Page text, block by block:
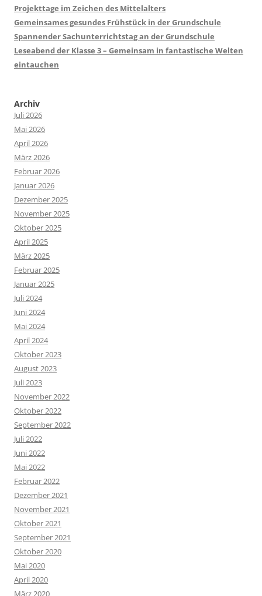
Projekttage im Zeichen des Mittelalters
Gemeinsames gesundes Frühstück in der Grundschule
Spannender Sachunterrichtstag an der Grundschule
Leseabend der Klasse 3 – Gemeinsam in fantastische Welten
eintauchen
Archiv
Juli 2026
Mai 2026
April 2026
März 2026
Februar 2026
Januar 2026
Dezember 2025
November 2025
Oktober 2025
April 2025
März 2025
Februar 2025
Januar 2025
Juli 2024
Juni 2024
Mai 2024
April 2024
Oktober 2023
August 2023
Juli 2023
November 2022
Oktober 2022
September 2022
Juli 2022
Juni 2022
Mai 2022
Februar 2022
Dezember 2021
November 2021
Oktober 2021
September 2021
Oktober 2020
Mai 2020
April 2020
März 2020